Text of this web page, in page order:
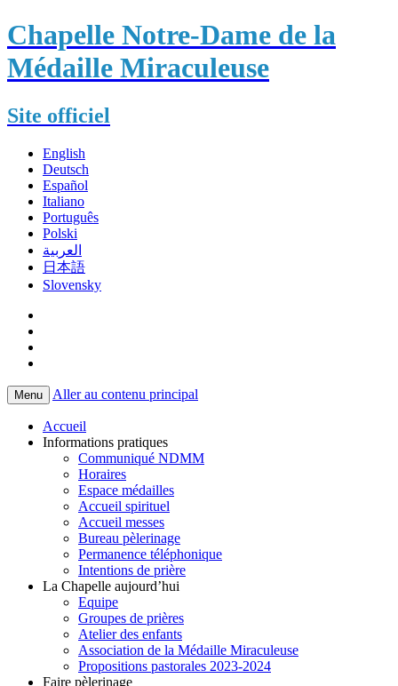
Chapelle Notre-Dame de la
Médaille Miraculeuse
Site officiel
English
Deutsch
Español
Italiano
Português
Polski
العربية
日本語
Slovensky
Menu Aller au contenu principal
Accueil
Informations pratiques
Communiqué NDMM
Horaires
Espace médailles
Accueil spirituel
Accueil messes
Bureau pèlerinage
Permanence téléphonique
Intentions de prière
La Chapelle aujourd’hui
Equipe
Groupes de prières
Atelier des enfants
Association de la Médaille Miraculeuse
Propositions pastorales 2023-2024
Faire pèlerinage